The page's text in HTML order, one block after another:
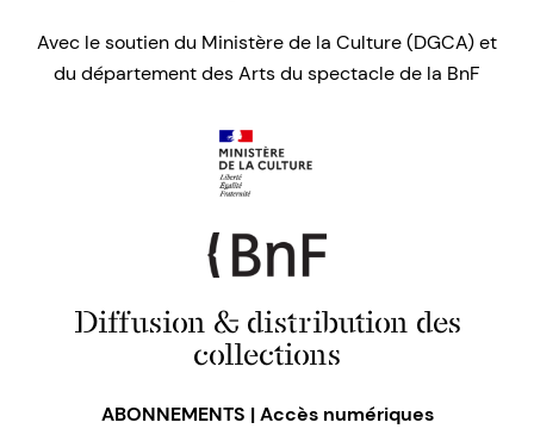
Avec le soutien du Ministère de la Culture (DGCA) et
du département des Arts du spectacle de la BnF
Diffusion & distribution des
collections
ABONNEMENTS | Accès numériques